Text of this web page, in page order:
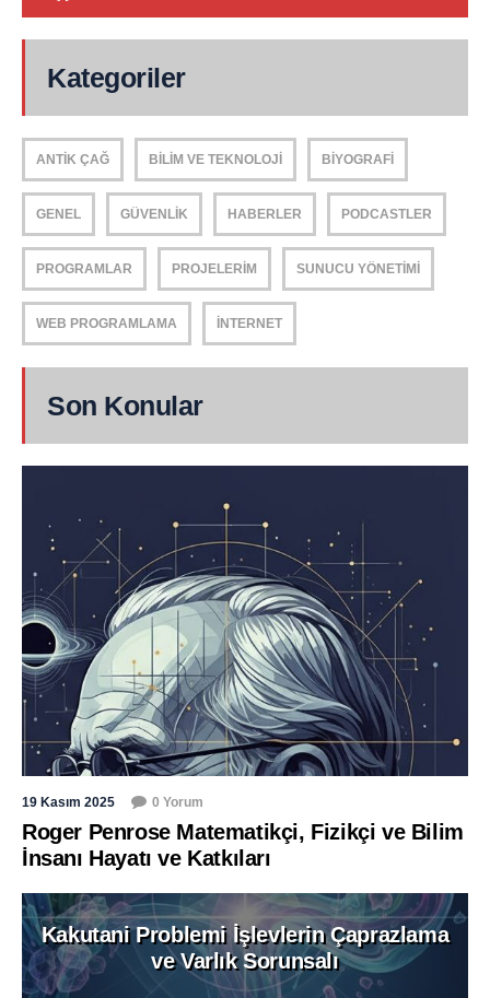
Kategoriler
ANTIK ÇAĞ BILIM VE TEKNOLOJI BIYOGRAFI
GENEL GÜVENLIK HABERLER PODCASTLER
PROGRAMLAR PROJELERIM SUNUCU YÖNETIMI
WEB PROGRAMLAMA İNTERNET
Son Konular
19 Kasım 2025 0 Yorum
Roger Penrose Matematikçi, Fizikçi ve Bilim
İnsanı Hayatı ve Katkıları
Kakutani Problemi İşlevlerin Çaprazlama
ve Varlık Sorunsalı